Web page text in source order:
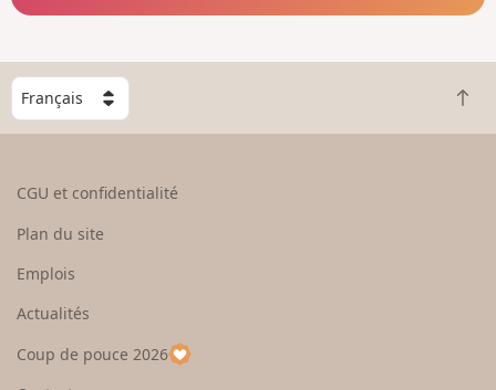
C
h
o
e
u
p
R
e
CGU et confidentialité
Plan du site
Emplois
Actualités
Coup de pouce 2026